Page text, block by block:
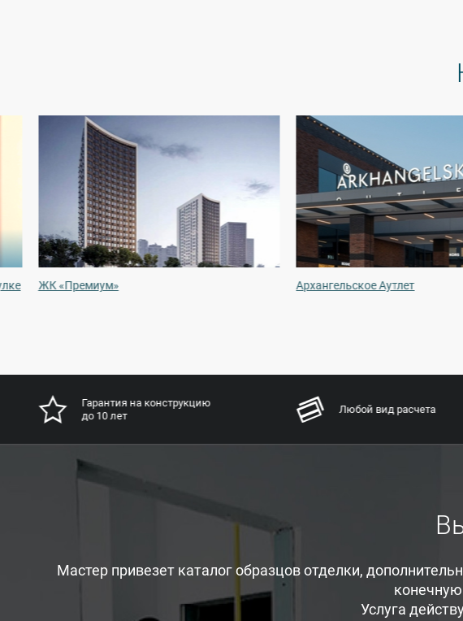
ЖК «Премиум» Архангельское Аутлет
Гарантия на конструкцию
до 10 лет
Любой вид расчета
Мастер привезет каталог образцов отделки,
Услуга